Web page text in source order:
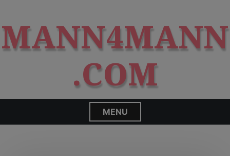
i
p
o
c
n
t
MANN4MANN
.COM
MENU